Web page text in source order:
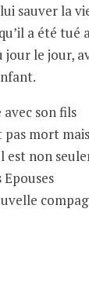
sauver la
a été tué
jour le jour,
son fils
pas mort
est non